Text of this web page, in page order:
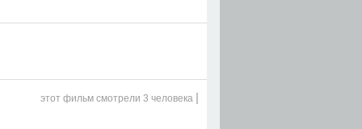
этот фильм смотрели 3 человека |